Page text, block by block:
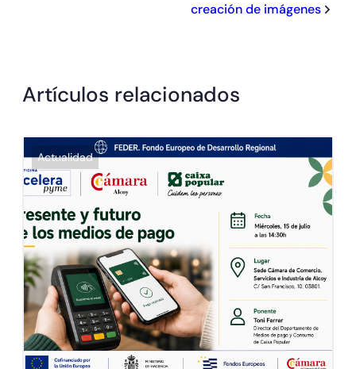
creación de imágenes
Artículos relacionados
Actualidad